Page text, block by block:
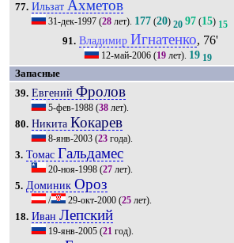
77. ИльзатАхметов
31-дек-1997 (28 лет). 177 (20) 20 97 (15) 15
91. Владимир Игнатенко, 76'
12-май-2006(19лет). 19 19
Запасные
39. ЕвгенийФролов
5-фев-1988 (38 лет).
80. Никита Кокарев
8-янв-2003 (23 года).
3. Томас Гальдамес
20-ноя-1998 (27 лет).
5. ДоминикОроз
/ 29-окт-2000 (25 лет).
18. ИванЛепский
19-янв-2005 (21 год).